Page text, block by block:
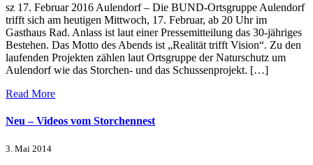
sz 17. Februar 2016 Aulendorf – Die BUND-Ortsgruppe Aulendorf
trifft sich am heutigen Mittwoch, 17. Februar, ab 20 Uhr im
Gasthaus Rad. Anlass ist laut einer Pressemitteilung das 30-jähriges
Bestehen. Das Motto des Abends ist „Realität trifft Vision“. Zu den
laufenden Projekten zählen laut Ortsgruppe der Naturschutz um
Aulendorf wie das Storchen- und das Schussenprojekt. […]
Read More
Neu – Videos vom Storchennest
3. Mai 2014